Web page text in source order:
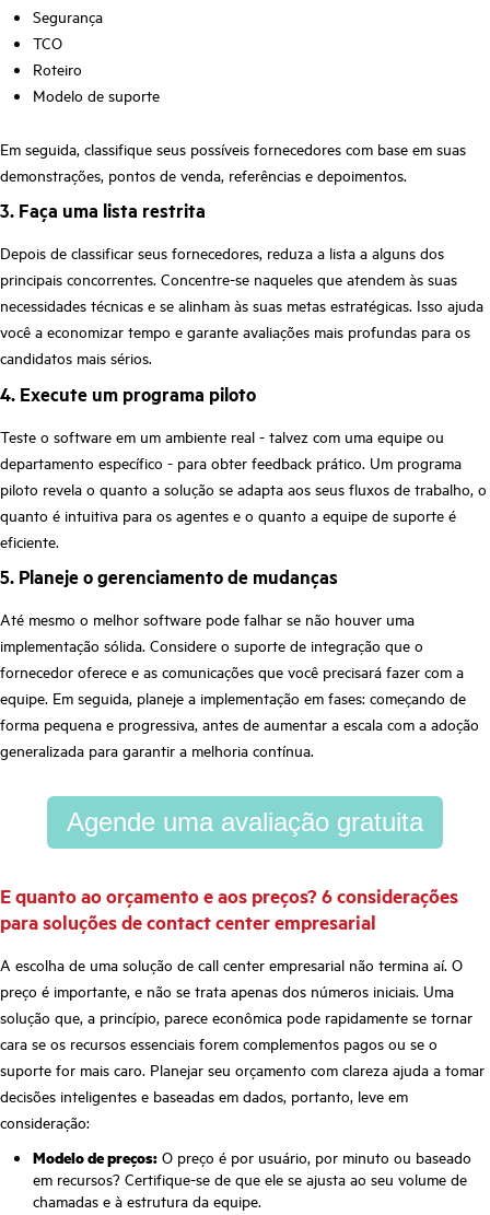
Segurança
TCO
Roteiro
Modelo de suporte
Em seguida, classifique seus possíveis fornecedores com base em suas
demonstrações, pontos de venda, referências e depoimentos.
3. Faça uma lista restrita
Depois de classificar seus fornecedores, reduza a lista a alguns dos
principais concorrentes. Concentre-se naqueles que atendem às suas
necessidades técnicas e se alinham às suas metas estratégicas. Isso ajuda
você a economizar tempo e garante avaliações mais profundas para os
candidatos mais sérios.
4. Execute um programa piloto
Teste o software em um ambiente real - talvez com uma equipe ou
departamento específico - para obter feedback prático. Um programa
piloto revela o quanto a solução se adapta aos seus fluxos de trabalho, o
quanto é intuitiva para os agentes e o quanto a equipe de suporte é
eficiente.
5. Planeje o gerenciamento de mudanças
Até mesmo o melhor software pode falhar se não houver uma
implementação sólida. Considere o suporte de integração que o
fornecedor oferece e as comunicações que você precisará fazer com a
equipe. Em seguida, planeje a implementação em fases: começando de
forma pequena e progressiva, antes de aumentar a escala com a adoção
generalizada para garantir a melhoria contínua.
Agende uma avaliação gratuita
E quanto ao orçamento e aos preços? 6 considerações
para soluções de contact center empresarial
A escolha de uma solução de call center empresarial não termina aí. O
preço é importante, e não se trata apenas dos números iniciais. Uma
solução que, a princípio, parece econômica pode rapidamente se tornar
cara se os recursos essenciais forem complementos pagos ou se o
suporte for mais caro. Planejar seu orçamento com clareza ajuda a tomar
decisões inteligentes e baseadas em dados, portanto, leve em
consideração:
Modelo de preços: O preço é por usuário, por minuto ou baseado
em recursos? Certifique-se de que ele se ajusta ao seu volume de
chamadas e à estrutura da equipe.